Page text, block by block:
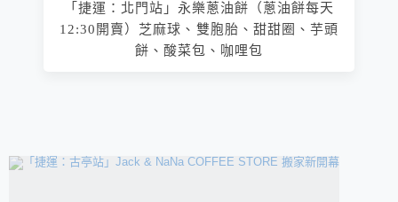
「捷運：北門站」永樂蔥油餅（蔥油餅每天
12:30開賣）芝麻球、雙胞胎、甜甜圈、芋頭
餅、酸菜包、咖哩包
相連文章